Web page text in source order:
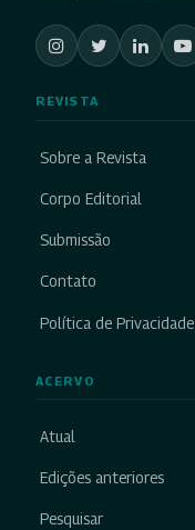
REVISTA
Sobre a Revista
Corpo Editorial
Submissão
Contato
Política de Privacidade
ACERVO
Atual
Edições anteriores
Pesquisar